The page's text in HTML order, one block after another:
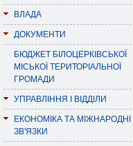
ВЛАДА
ДОКУМЕНТИ
БЮДЖЕТ БІЛОЦЕРКІВСЬКОЇ
МІСЬКОЇ ТЕРИТОРІАЛЬНОЇ
ГРОМАДИ
УПРАВЛІННЯ І ВІДДІЛИ
ЕКОНОМІКА ТА МІЖНАРОДНІ
ЗВ'ЯЗКИ